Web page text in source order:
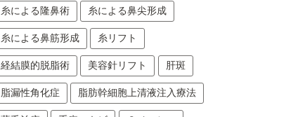
糸による隆鼻術 糸による鼻尖形成
糸による鼻筋形成 糸リフト
経結膜的脱脂術 美容針リフト 肝斑
脂漏性角化症 脂肪幹細胞上清液注入療法